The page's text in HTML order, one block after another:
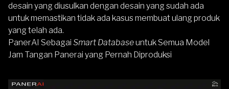
desain yang diusulkan dengan desain yang sudah ada
untuk memastikan tidak ada kasus membuat ulang produk
yang telah ada.
PanerAI Sebagai Smart Databaseuntuk Semua Model
Jam Tangan Panerai yang Pernah Diproduksi